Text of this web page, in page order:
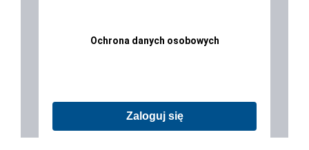
Ochrona danych osobowych
Zaloguj się